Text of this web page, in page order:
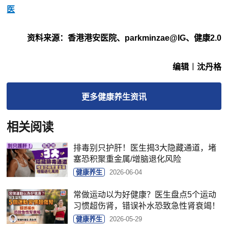
医
资料来源：香港港安医院、parkminzae@IG、健康2.0
编辑︱沈丹格
更多健康养生资讯
相关阅读
排毒别只护肝！医生揭3大隐藏通道，堵
塞恐积聚重金属/增脑退化风险
健康养生 2026-06-04
常做运动以为好健康？医生盘点5个运动
习惯超伤肾，错误补水恐致急性肾衰竭！
健康养生 2026-05-29